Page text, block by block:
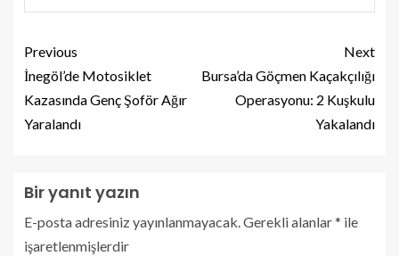
Previous
İnegöl’de Motosiklet
Kazasında Genç Şoför Ağır
Yaralandı
Next
Bursa’da Göçmen Kaçakçılığı
Operasyonu: 2 Kuşkulu
Yakalandı
Bir yanıt yazın
E-posta adresiniz yayınlanmayacak.Gerekli alanlar* ile
işaretlenmişlerdir